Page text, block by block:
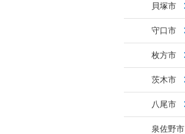
貝塚市
守口市
枚方市
茨木市
八尾市
泉佐野市